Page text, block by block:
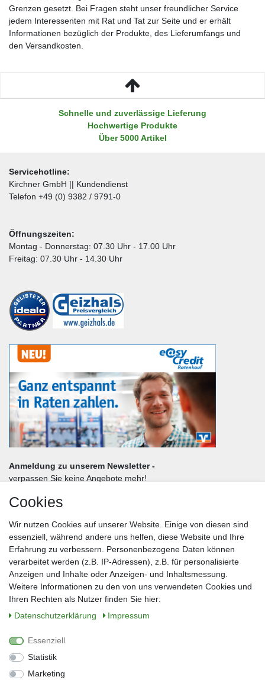
Grenzen gesetzt. Bei Fragen steht unser freundlicher Service
jedem Interessenten mit Rat und Tat zur Seite und er erhält
Informationen bezüglich der Produkte, des Lieferumfangs und
den Versandkosten.
Schnelle und zuverlässige Lieferung
Hochwertige Produkte
Über 5000 Artikel
Servicehotline:
Kirchner GmbH || Kundendienst
Telefon +49 (0) 9382 / 9791-0
Öffnungszeiten:
Montag - Donnerstag: 07.30 Uhr - 17.00 Uhr
Freitag: 07.30 Uhr - 14.30 Uhr
Anmeldung zu unserem Newsletter -
verpassen Sie keine Angebote mehr!
Nachname*
E-Mail*
Sie können den Newsletter jederzeit kostenlos abbestellen.
** gilt für Lieferungen innerhalb Deutschlands, Lieferzeiten für andere Länder
Cookies
Wir nutzen Cookies auf unserer Website. Einige von diesen sind
essenziell, während andere uns helfen, diese Website und Ihre
Erfahrung zu verbessern. Personenbezogene Daten können
verarbeitet werden (z.B. IP-Adressen), z.B. für personalisierte
Anzeigen und Inhalte oder Anzeigen- und Inhaltsmessung.
Weitere Informationen zu den von uns verwendeten Cookies und
Ihren Rechten als Nutzer finden Sie hier:
Daten­schutz­erklärung
Impressum
Essenziell
Statistik
Marketing